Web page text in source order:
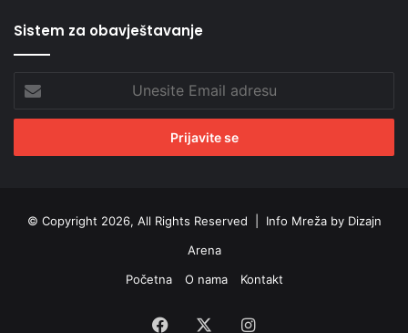
Sistem za obavještavanje
Unesite
Email
adresu
© Copyright 2026, All Rights Reserved | Info Mreža by Dizajn
Arena
Početna
O nama Kontakt
Facebook Instagram